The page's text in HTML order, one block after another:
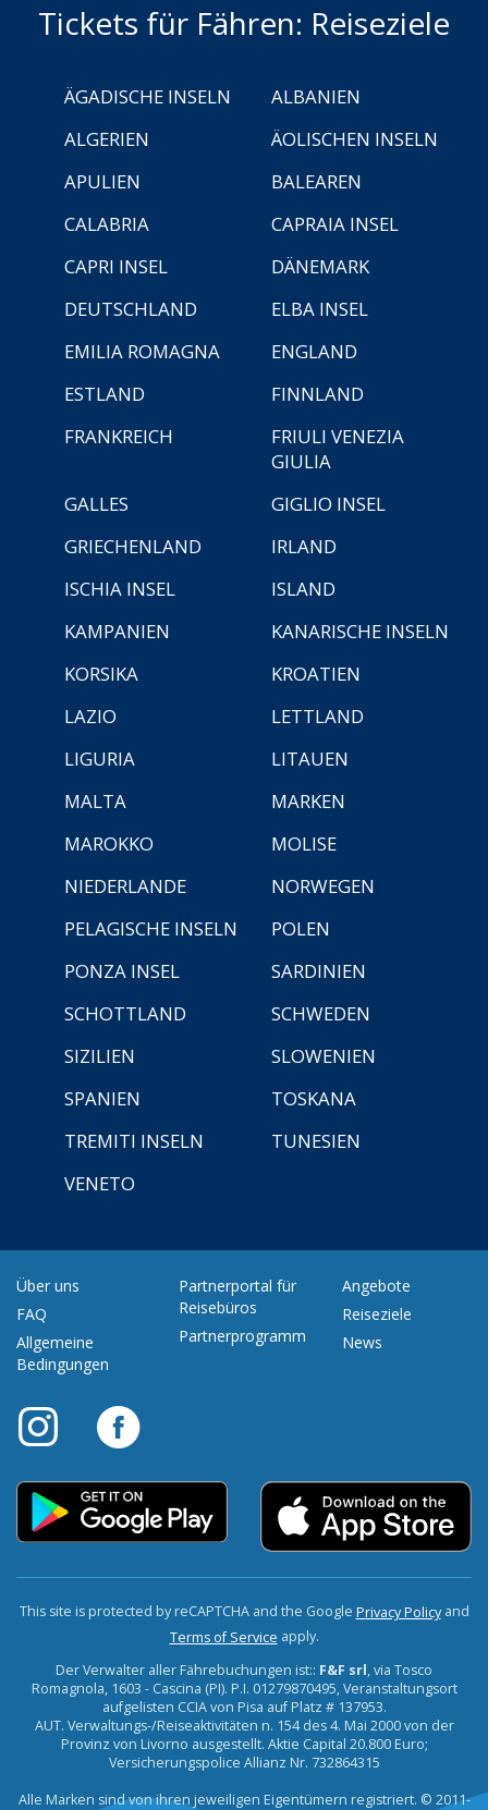
Tickets für Fähren: Reiseziele
ÄGADISCHE INSELN
ALBANIEN
ALGERIEN
ÄOLISCHEN INSELN
APULIEN
BALEAREN
CALABRIA
CAPRAIA INSEL
CAPRI INSEL
DÄNEMARK
DEUTSCHLAND
ELBA INSEL
EMILIA ROMAGNA
ENGLAND
ESTLAND
FINNLAND
FRANKREICH
FRIULI VENEZIA
GIULIA
GALLES
GIGLIO INSEL
GRIECHENLAND
IRLAND
ISCHIA INSEL
ISLAND
KAMPANIEN
KANARISCHE INSELN
KORSIKA
KROATIEN
LAZIO
LETTLAND
LIGURIA
LITAUEN
MALTA
MARKEN
MAROKKO
MOLISE
NIEDERLANDE
NORWEGEN
PELAGISCHE INSELN
POLEN
PONZA INSEL
SARDINIEN
SCHOTTLAND
SCHWEDEN
SIZILIEN
SLOWENIEN
SPANIEN
TOSKANA
TREMITI INSELN
TUNESIEN
VENETO
Über uns
FAQ
Allgemeine
Bedingungen
Partnerportal für
Reisebüros
Partnerprogramm
Angebote
Reiseziele
News
This site is protected by reCAPTCHA and the Google Privacy Policyand
Terms of Service apply.
Der Verwalter aller Fährebuchungen ist:: F&F srl, via Tosco
Romagnola, 1603 - Cascina (PI). P.I. 01279870495, Veranstaltungsort
aufgelisten CCIA von Pisa auf Platz # 137953.
AUT. Verwaltungs-/Reiseaktivitäten n. 154 des 4. Mai 2000 von der
Provinz von Livorno ausgestellt. Aktie Capital 20.800 Euro;
Versicherungspolice Allianz Nr. 732864315
Alle Marken sind von ihren jeweiligen Eigentümern registriert. © 2011-